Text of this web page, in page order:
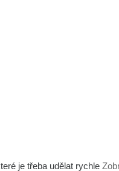
je třeba udělat rychle